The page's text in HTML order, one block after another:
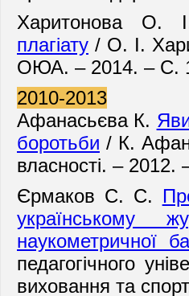
Харитонова О.
плагіату / О. І.
ОЮА. – 2014. – С.
2010-2013
Афанасьєва К.
боротьби / К.
власності. –
Єрмаков С. С.
українському
наукометричної
педагогічного
виховання та